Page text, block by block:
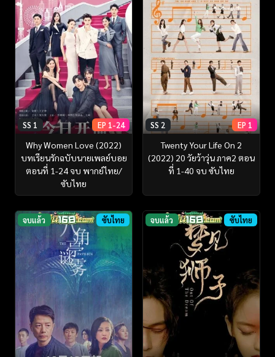
SS 1 EP 1-24
Why Women Love (2022)
บทเรียนรักฉบับนายเพลย์บอย
ตอนที่ 1-24 จบ พากย์ไทย/
ซับไทย
SS 2 EP 1
Twenty Your Life On 2
(2022) 20 วัยว้าวุ่น ภาค2 ตอน
ที่ 1-40 จบ ซับไทย
จบแล้ว ซับไทย จบแล้ว ซับไทย